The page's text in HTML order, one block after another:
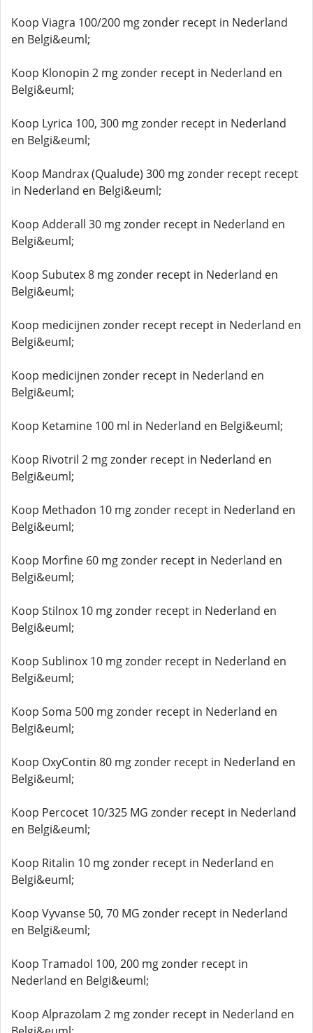
Koop Viagra 100/200 mg zonder recept in Nederland
en Belgi&euml;
Koop Klonopin 2 mg zonder recept in Nederland en
Belgi&euml;
Koop Lyrica 100, 300 mg zonder recept in Nederland
en Belgi&euml;
Koop Mandrax (Qualude) 300 mg zonder recept recept
in Nederland en Belgi&euml;
Koop Adderall 30 mg zonder recept in Nederland en
Belgi&euml;
Koop Subutex 8 mg zonder recept in Nederland en
Belgi&euml;
Koop medicijnen zonder recept recept in Nederland en
Belgi&euml;
Koop medicijnen zonder recept in Nederland en
Belgi&euml;
Koop Ketamine 100 ml in Nederland en Belgi&euml;
Koop Rivotril 2 mg zonder recept in Nederland en
Belgi&euml;
Koop Methadon 10 mg zonder recept in Nederland en
Belgi&euml;
Koop Morfine 60 mg zonder recept in Nederland en
Belgi&euml;
Koop Stilnox 10 mg zonder recept in Nederland en
Belgi&euml;
Koop Sublinox 10 mg zonder recept in Nederland en
Belgi&euml;
Koop Soma 500 mg zonder recept in Nederland en
Belgi&euml;
Koop OxyContin 80 mg zonder recept in Nederland en
Belgi&euml;
Koop Percocet 10/325 MG zonder recept in Nederland
en Belgi&euml;
Koop Ritalin 10 mg zonder recept in Nederland en
Belgi&euml;
Koop Vyvanse 50, 70 MG zonder recept in Nederland
en Belgi&euml;
Koop Tramadol 100, 200 mg zonder recept in
Nederland en Belgi&euml;
Koop Alprazolam 2 mg zonder recept in Nederland en